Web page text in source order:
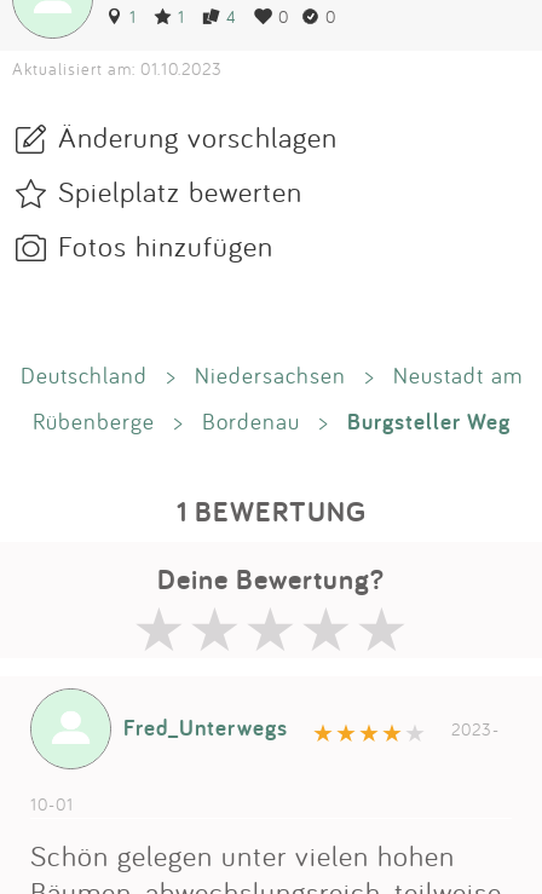
1 1 4 0 0
Aktualisiert am: 01.10.2023
Änderung vorschlagen
Spielplatz bewerten
Fotos hinzufügen
Deutschland > Niedersachsen >
Neustadt am
Rübenberge
> Bordenau > Burgsteller Weg
1 BEWERTUNG
Deine Bewertung?
Fred_Unterwegs 2023-
10-01
Schön gelegen unter vielen hohen